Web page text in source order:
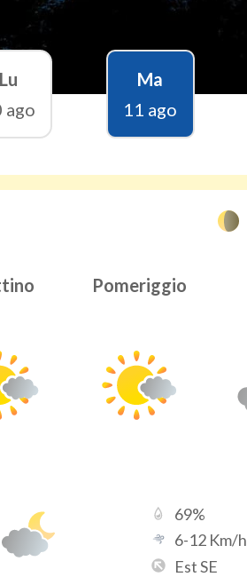
Lu
ago
Ma
11 ago
Pomeriggio
69%
6-12 Km/h
Est SE